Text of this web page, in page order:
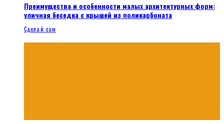
Преимущества и особенности малых архитектурных форм:
уличная беседка с крышей из поликарбоната
Сделай сам